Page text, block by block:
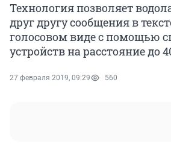
Технология позволяет
друг другу сообщения в
голосовом виде с помощью
устройств на расстояние до
27 февраля 2019, 09:29 560